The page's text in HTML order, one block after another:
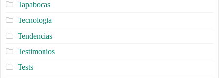
Tapabocas
Tecnologia
Tendencias
Testimonios
Tests